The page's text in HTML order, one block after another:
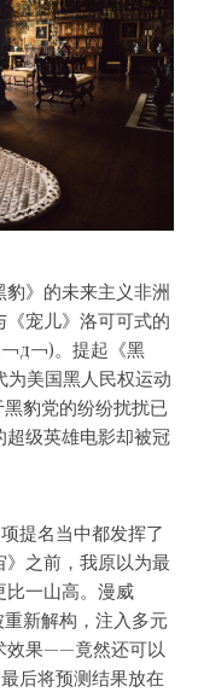
》的未来主义非洲
宠儿》洛可可式的
д￢)。提起《黑
为美国黑人民权运动
豹党的纷纷扰扰已
超级英雄电影却被冠
提名当中都发挥了
之前，我原以为最
比一山高。漫威
新解构，注入多元
效果——竟然还可以
后将预测结果放在